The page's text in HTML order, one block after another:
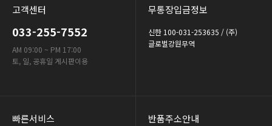
고객센터
033-255-7552
AM 09:00 ~ PM 17:00
토, 일, 공휴일 게시판이용
무통장입금정보
신한 100-031-253635 / (주)
글로벌강원무역
빠른서비스 반품주소안내